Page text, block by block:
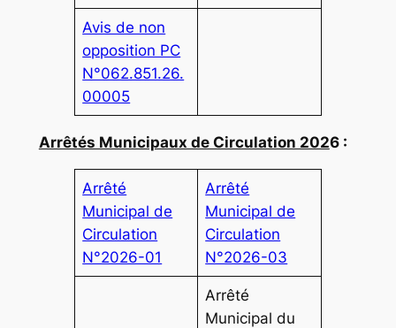
Avis de non
opposition PC
N°062.851.26.
00005
Arrêtés Municipaux de Circulation 2026 :
Arrêté
Municipal de
Circulation
N°2026-01
Arrêté
Municipal de
Circulation
N°2026-03
Arrêté
Municipal du